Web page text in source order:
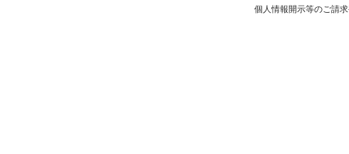
個人情報開示等のご請